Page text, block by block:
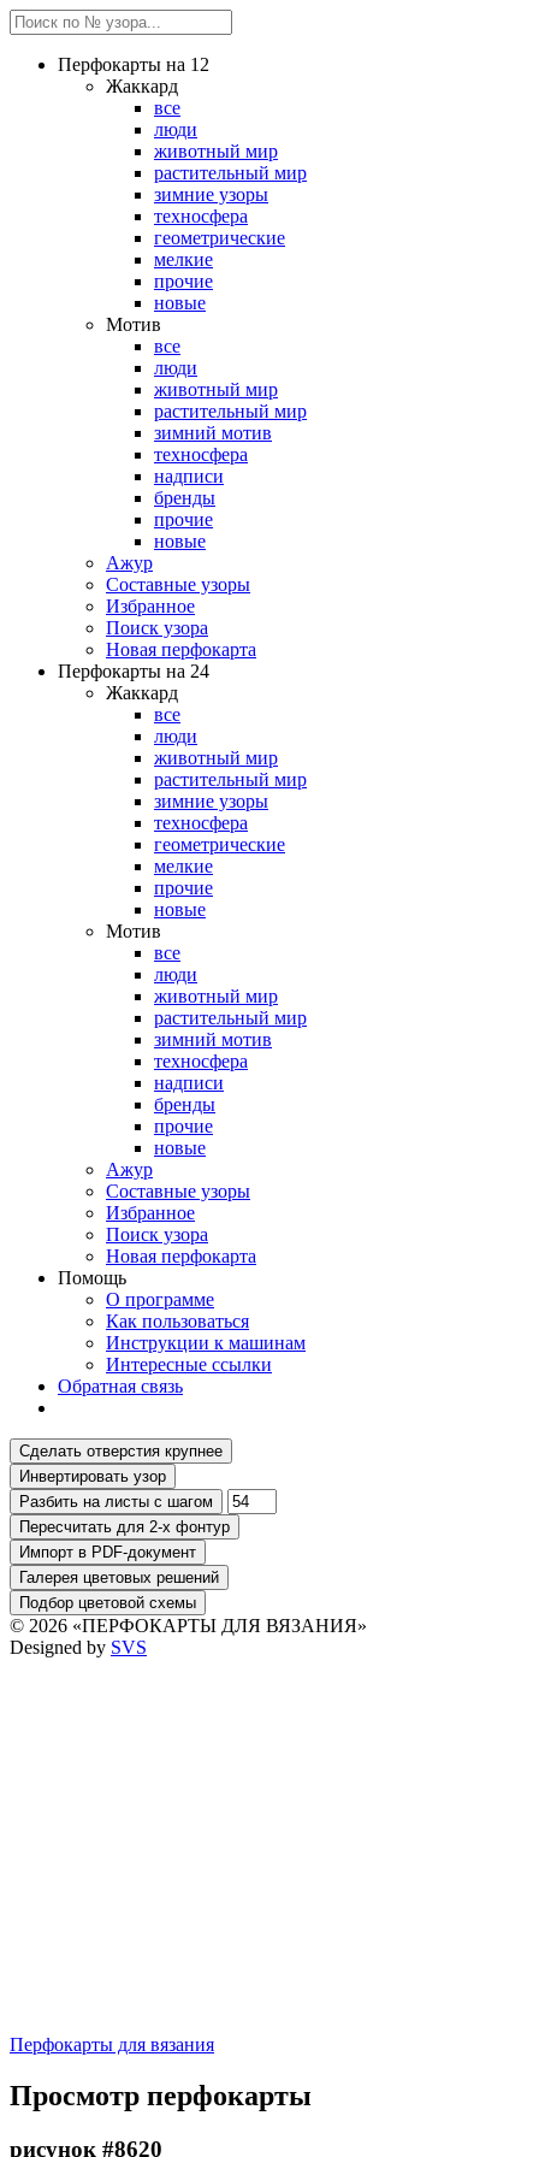
Перфокарты на 12
Жаккард
все
люди
животный мир
растительный мир
зимние узоры
техносфера
геометрические
мелкие
прочие
новые
Мотив
все
люди
животный мир
растительный мир
зимний мотив
техносфера
надписи
бренды
прочие
новые
Ажур
Составные узоры
Избранное
Поиск узора
Новая перфокарта
Перфокарты на 24
Жаккард
все
люди
животный мир
растительный мир
зимние узоры
техносфера
геометрические
мелкие
прочие
новые
Мотив
все
люди
животный мир
растительный мир
зимний мотив
техносфера
надписи
бренды
прочие
новые
Ажур
Составные узоры
Избранное
Поиск узора
Новая перфокарта
Помощь
О программе
Как пользоваться
Инструкции к машинам
Интересные ссылки
Обратная связь
© 2026 «ПЕРФОКАРТЫ ДЛЯ ВЯЗАНИЯ»
Designed by SVS
Перфокарты для вязания
Просмотр перфокарты
рисунок #8620